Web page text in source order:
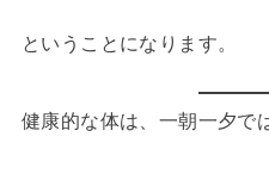
ということになります。
健康的な体は、一朝一夕で